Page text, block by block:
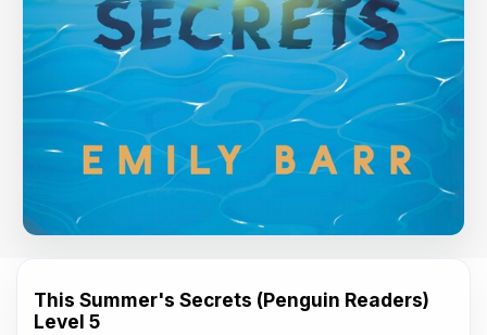
This Summer's Secrets (Penguin Readers)
Level 5